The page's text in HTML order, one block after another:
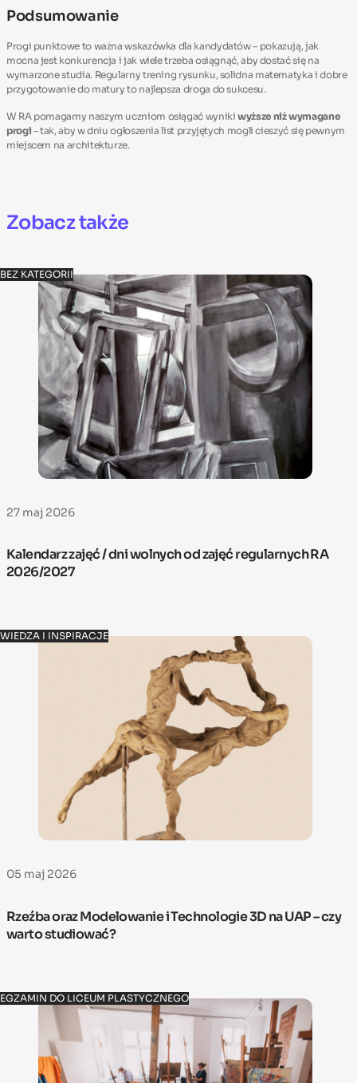
Podsumowanie
Progi punktowe to ważna wskazówka dla kandydatów – pokazują, jak
mocna jest konkurencja i jak wiele trzeba osiągnąć, aby dostać się na
wymarzone studia. Regularny trening rysunku, solidna matematyka i dobre
przygotowanie do matury to najlepsza droga do sukcesu.
W RA pomagamy naszym uczniom osiągać wynikiwyższe niż wymagane
progi– tak, aby w dniu ogłoszenia list przyjętych mogli cieszyć się pewnym
miejscem na architekturze.
Zobacz także
BEZ KATEGORII
27 maj 2026
Kalendarz zajęć / dni wolnych od zajęć regularnych RA
2026/2027
WIEDZA I INSPIRACJE
05 maj 2026
Rzeźba oraz Modelowanie i Technologie 3D na UAP – czy
warto studiować?
EGZAMIN DO LICEUM PLASTYCZNEGO